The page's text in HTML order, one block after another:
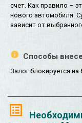
счет. Как правило –
нового автомобиля.
зависит от
Способы
Залог блокируется